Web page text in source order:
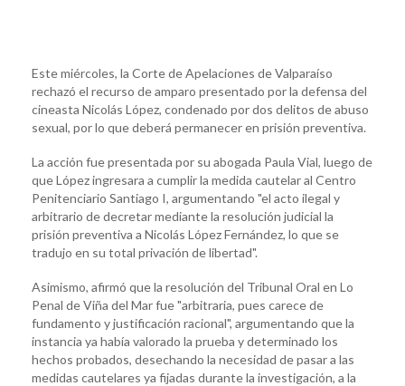
Este miércoles, la Corte de Apelaciones de Valparaíso
rechazó el recurso de amparo presentado por la defensa del
cineasta Nicolás López, condenado por dos delitos de abuso
sexual, por lo que deberá permanecer en prisión preventiva.
La acción fue presentada por su abogada Paula Vial, luego de
que López ingresara a cumplir la medida cautelar al Centro
Penitenciario Santiago I, argumentando "el acto ilegal y
arbitrario de decretar mediante la resolución judicial la
prisión preventiva a Nicolás López Fernández, lo que se
tradujo en su total privación de libertad".
Asimismo, afirmó que la resolución del Tribunal Oral en Lo
Penal de Viña del Mar fue "arbitraria, pues carece de
fundamento y justificación racional", argumentando que la
instancia ya había valorado la prueba y determinado los
hechos probados, desechando la necesidad de pasar a las
medidas cautelares ya fijadas durante la investigación, a la